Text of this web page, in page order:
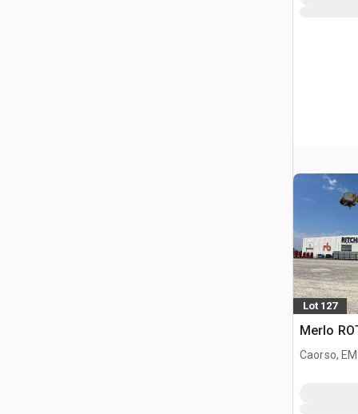
Lot 127
Merlo
Caorso,